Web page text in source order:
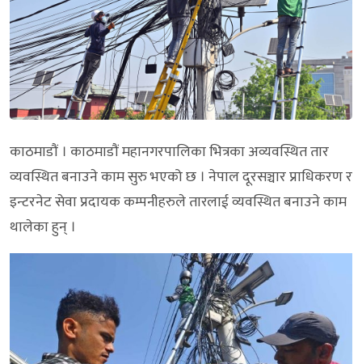
काठमाडौं । काठमाडौं महानगरपालिका भित्रका अव्यवस्थित तार
व्यवस्थित बनाउने काम सुरु भएको छ । नेपाल दूरसञ्चार प्राधिकरण र
इन्टरनेट सेवा प्रदायक कम्पनीहरुले तारलाई व्यवस्थित बनाउने काम
थालेका हुन् ।